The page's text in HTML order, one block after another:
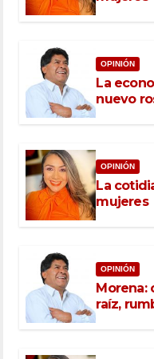
OPINIÓN
La
nuevo
OPINIÓN
La
mujeres
OPINIÓN
Morena:
raíz,